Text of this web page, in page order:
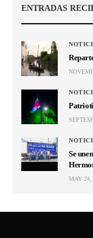
ENTRADAS
Se
MAY 24,